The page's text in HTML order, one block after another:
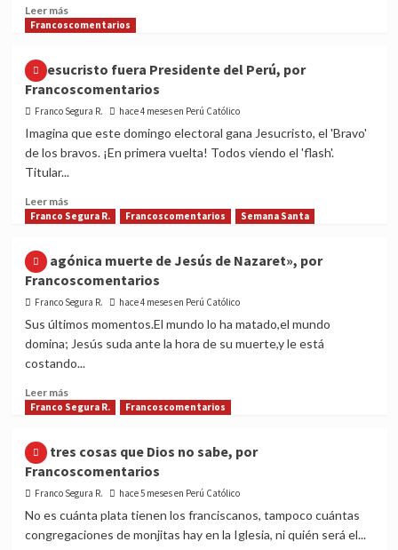
nunca
se
y
pocos
por
Francoscomentarios
Leer másRead
more
Sacerdote
que
se
superior
al
laico
dueño
de
parroquia,
por
Francoscomentarios
Si Jesucristo fuera Presidente del Perú, por
Francoscomentarios
Franco Segura R. hace 4 meses en Perú Católico
Imagina que este domingo electoral gana Jesucristo, el 'Bravo'
de los bravos. ¡En primera vuelta! Todos viendo el 'flash'.
Titular...
Leer másRead
more
Jesucristo
fuera
Presidente
por
Francoscomentarios
Franco Segura R. Francoscomentarios Semana Santa
«La agónica muerte de Jesús de Nazaret», por
Francoscomentarios
Franco Segura R. hace 4 meses en Perú Católico
Sus últimos momentos.El mundo lo ha matado,el mundo
domina; Jesús suda ante la hora de su muerte,y le está
costando...
Leer másRead
more
agónica
muerte
de
Jesús
Nazaret»,
Franco Segura R. Francoscomentarios
Las tres cosas que Dios no sabe, por
Francoscomentarios
Franco Segura R. hace 5 meses en Perú Católico
No es cuánta plata tienen los franciscanos, tampoco cuántas
congregaciones de monjitas hay en la Iglesia, ni quién será el...